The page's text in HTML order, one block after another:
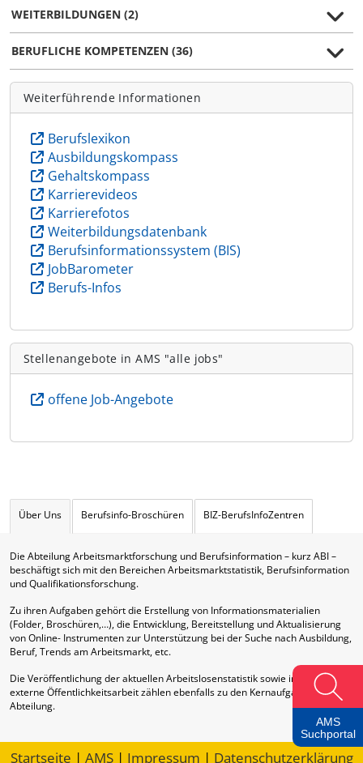
WEITERBILDUNGEN (2)
BERUFLICHE KOMPETENZEN (36)
Weiterführende Informationen
Berufslexikon
Ausbildungskompass
Gehaltskompass
Karrierevideos
Karrierefotos
Weiterbildungsdatenbank
Berufsinformationssystem (BIS)
JobBarometer
Berufs-Infos
Stellenangebote in AMS "alle jobs"
offene Job-Angebote
Über Uns Berufsinfo-Broschüren BIZ-BerufsInfoZentren
Die Abteilung Arbeitsmarktforschung und Berufsinformation – kurz ABI –
beschäftigt sich mit den Bereichen Arbeitsmarktstatistik, Berufsinformation
und Qualifikationsforschung.
Zu ihren Aufgaben gehört die Erstellung von Informationsmaterialien
(Folder, Broschüren,…), die Entwicklung, Bereitstellung und Aktualisierung
von Online- Instrumenten zur Unterstützung bei der Suche nach Ausbildung,
Beruf, Trends am Arbeitsmarkt, etc.
Die Veröffentlichung der aktuellen Arbeitslosenstatistik sowie interne und
externe Öffentlichkeitsarbeit zählen ebenfalls zu den Kernaufgaben dieser
Abteilung.
Startseite | AMS| Impressum | Datenschutzerklärung
AMS
Suchportal